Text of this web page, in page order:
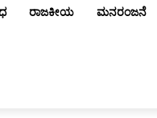
ರಾಜಕೀಯ ಮನರಂಜನೆ